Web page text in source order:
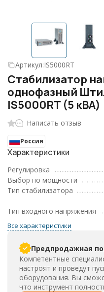
Артикул:IS5000RT
Стабилизатор
однофазный
IS5000RT (5 кВА)
Написать отзыв
Россия
Характеристики
Регулировка
Выбор по мощности
Тип стабилизатора
Тип входного напряжения
Все характеристики
Предпродажная
Компетентные
настроят и проведут
оборудования. Вы
что инструмент